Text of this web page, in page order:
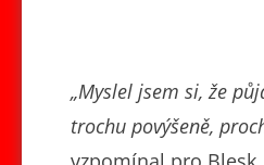
„Myslel jsem si, že
trochu povýšeně,